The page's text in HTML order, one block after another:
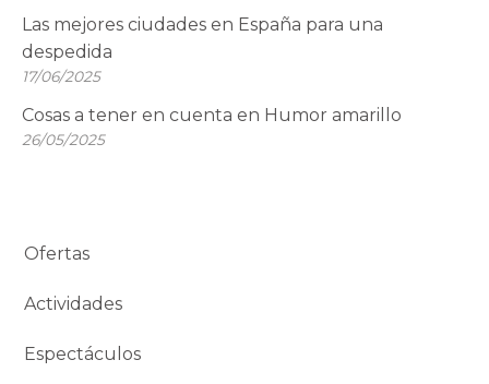
Las mejores ciudades en España para una
despedida
17/06/2025
Cosas a tener en cuenta en Humor amarillo
26/05/2025
Ofertas
Actividades
Espectáculos